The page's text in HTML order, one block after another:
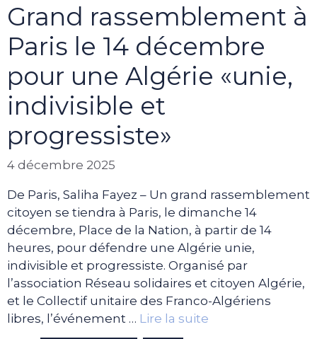
Grand rassemblement à
Paris le 14 décembre
pour une Algérie «unie,
indivisible et
progressiste»
4 décembre 2025
De Paris, Saliha Fayez – Un grand rassemblement
citoyen se tiendra à Paris, le dimanche 14
décembre, Place de la Nation, à partir de 14
heures, pour défendre une Algérie unie,
indivisible et progressiste. Organisé par
l’association Réseau solidaires et citoyen Algérie,
et le Collectif unitaire des Franco-Algériens
libres, l’événement … Lire la suite